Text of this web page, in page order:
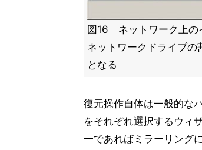
図16 ネットワーク上の
ネットワークドライブの
となる
復元操作自体は一般的な
をそれぞれ選択するウィ
一であればミラーリング